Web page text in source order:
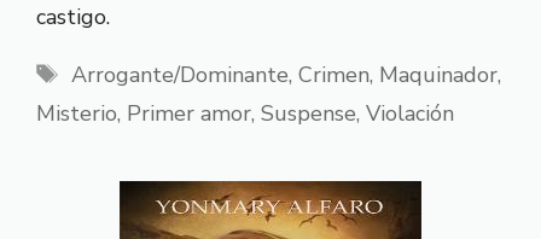
castigo.
Etiquetas
Arrogante/Dominante, Crimen, Maquinador,
Misterio, Primer amor, Suspense, Violación